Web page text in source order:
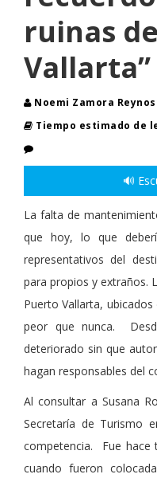
ruinas
Vallarta”
Noemi Zamora
Tiempo estimado de
🔊
La falta de
que hoy, lo que
representativos del
para propios y extraños.
Puerto Vallarta,
peor que nunca.
deteriorado sin que
hagan responsables del
Al consultar a Susana
Secretaría de Turismo
competencia. Fue hace
cuando fueron